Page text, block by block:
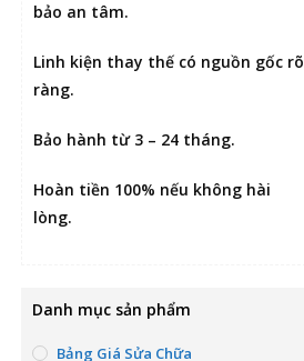
bảo an tâm.
Linh kiện thay thế có nguồn gốc rõ
ràng.
Bảo hành từ 3 – 24 tháng.
Hoàn tiền 100% nếu không hài
lòng.
Danh mục sản phẩm
Bảng Giá Sửa Chữa